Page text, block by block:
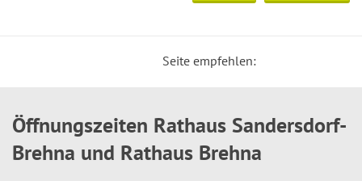
Seite empfehlen:
Öffnungszeiten Rathaus Sandersdorf-
Brehna und Rathaus Brehna